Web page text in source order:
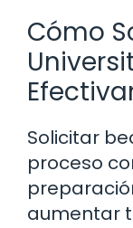
Cómo
Solicitar
proceso
aumentar